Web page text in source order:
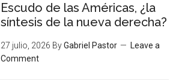
Escudo de las Américas, ¿la
síntesis de la nueva derecha?
27 julio, 2026 ByGabriel Pastor
Leave a
Comment